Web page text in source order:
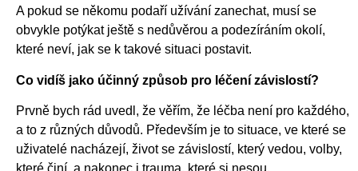
A pokud se někomu podaří užívání zanechat, musí se
obvykle potýkat ještě s nedůvěrou a podezíráním okolí,
které neví, jak se k takové situaci postavit.
Co vidíš jako účinný způsob pro léčení závislostí?
Prvně bych rád uvedl, že věřím, že léčba není pro každého,
a to z různých důvodů. Především je to situace, ve které se
uživatelé nacházejí, život se závislostí, který vedou, volby,
které činí, a nakonec i trauma, které si nesou.